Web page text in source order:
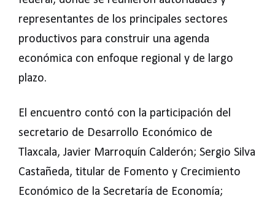
representantes de los principales sectores
productivos para construir una agenda
económica con enfoque regional y de largo
plazo.
El encuentro contó con la participación del
secretario de Desarrollo Económico de
Tlaxcala, Javier Marroquín Calderón; Sergio Silva
Castañeda, titular de Fomento y Crecimiento
Económico de la Secretaría de Economía;